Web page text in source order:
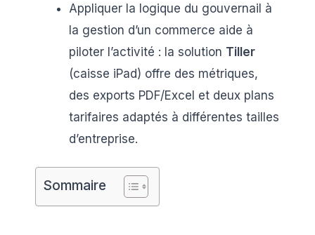
Appliquer la logique du gouvernail à
la gestion d’un commerce aide à
piloter l’activité : la solution Tiller
(caisse iPad) offre des métriques,
des exports PDF/Excel et deux plans
tarifaires adaptés à différentes tailles
d’entreprise.
Sommaire